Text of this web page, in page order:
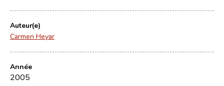
Auteur(e)
Carmen Heyar
Année
2005